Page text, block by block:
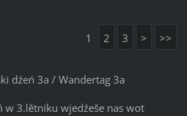
1 2 3 > >>
dźeń 3a / Wandertag 3a
w 3.lětniku wjedźeše nas wot